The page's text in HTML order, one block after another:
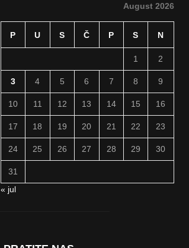
August 2026
P U S Č P S N
1 2
3 4 5 6 7 8 9
10 11 12 13 14 15 16
17 18 19 20 21 22 23
24 25 26 27 28 29 30
31
« jul